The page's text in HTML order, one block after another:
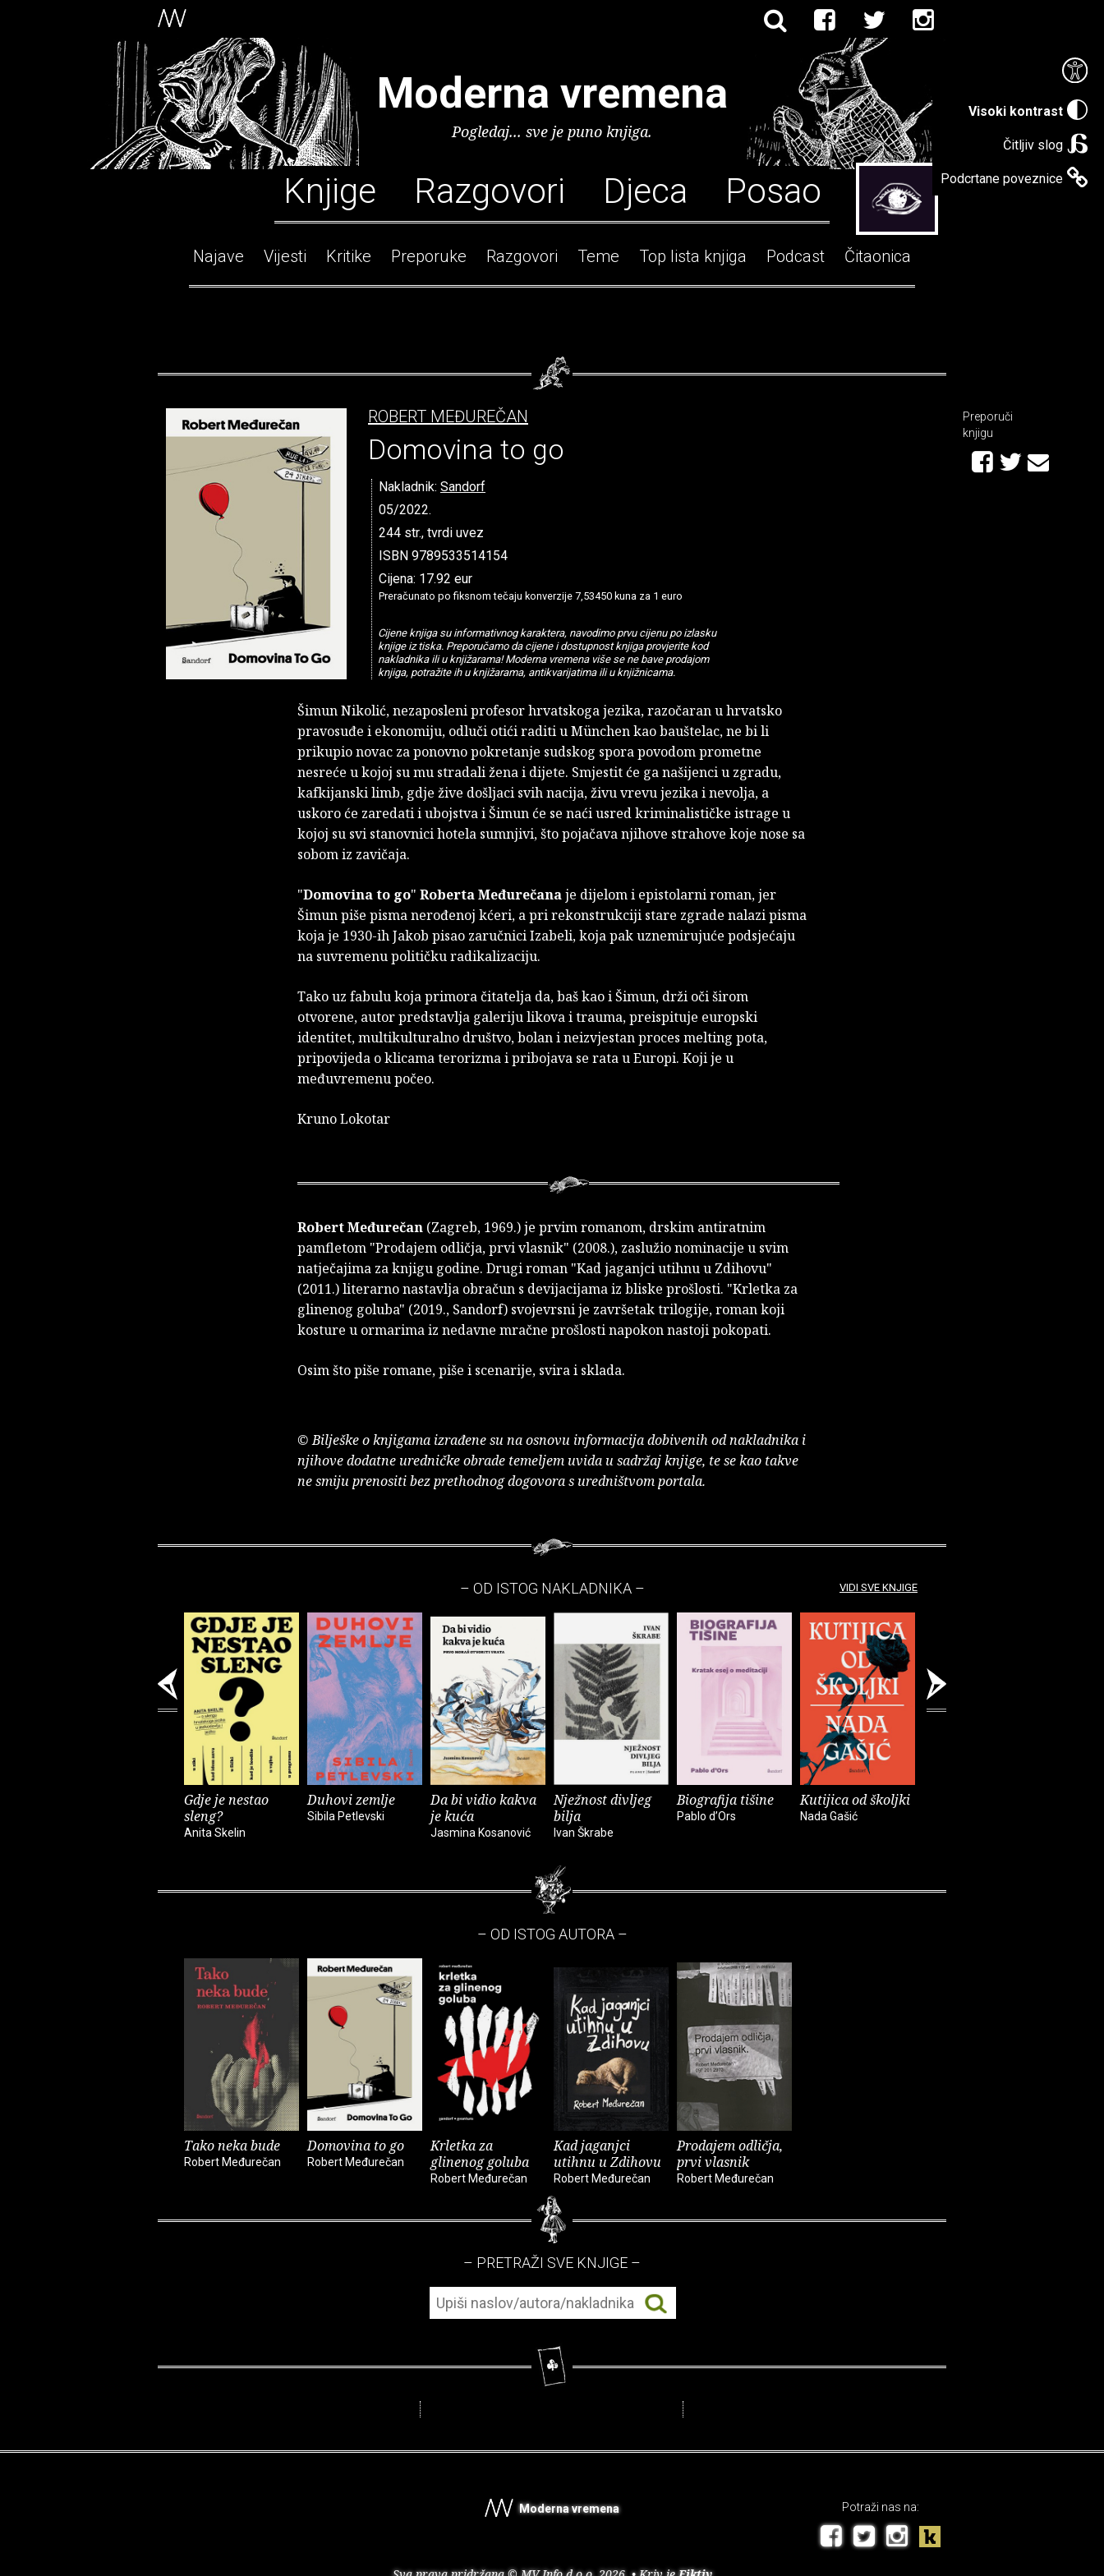
Visoki kontrast
Čitljiv slog
Podcrtane poveznice
Moderna vremena
Pogledaj... sve je puno knjiga.
Knjige Razgovori Djeca Posao
Najave Vijesti Kritike Preporuke Razgovori Teme Top lista knjiga Podcast Čitaonica
ROBERT MEĐUREČAN
Domovina to go
Nakladnik: Sandorf
05/2022.
244 str., tvrdi uvez
ISBN 9789533514154
Cijena: 17.92 eur
Preračunato po fiksnom tečaju konverzije 7,53450 kuna za 1 euro
Cijene knjiga su informativnog karaktera, navodimo prvu cijenu po izlasku
knjige iz tiska. Preporučamo da cijene i dostupnost knjiga provjerite kod
nakladnika ili u knjižarama! Moderna vremena više se ne bave prodajom
knjiga, potražite ih u knjižarama, antikvarijatima ili u knjižnicama.
Šimun Nikolić, nezaposleni profesor hrvatskoga jezika, razočaran u hrvatsko
pravosuđe i ekonomiju, odluči otići raditi u München kao bauštelac, ne bi li
prikupio novac za ponovno pokretanje sudskog spora povodom prometne
nesreće u kojoj su mu stradali žena i dijete. Smjestit će ga našijenci u zgradu,
kafkijanski limb, gdje žive došljaci svih nacija, živu vrevu jezika i nevolja, a
uskoro će zaredati i ubojstva i Šimun će se naći usred kriminalističke istrage u
kojoj su svi stanovnici hotela sumnjivi, što pojačava njihove strahove koje nose sa
sobom iz zavičaja.
"Domovina to go" Roberta Međurečanaje dijelom i epistolarni roman, jer
Šimun piše pisma nerođenoj kćeri, a pri rekonstrukciji stare zgrade nalazi pisma
koja je 1930-ih Jakob pisao zaručnici Izabeli, koja pak uznemirujuće podsjećaju
na suvremenu političku radikalizaciju.
Tako uz fabulu koja primora čitatelja da, baš kao i Šimun, drži oči širom
otvorene, autor predstavlja galeriju likova i trauma, preispituje europski
identitet, multikulturalno društvo, bolan i neizvjestan proces melting pota,
pripovijeda o klicama terorizma i pribojava se rata u Europi. Koji je u
međuvremenu počeo.
Kruno Lokotar
Robert Međurečan (Zagreb, 1969.) je prvim romanom, drskim antiratnim
pamfletom "Prodajem odličja, prvi vlasnik" (2008.), zaslužio nominacije u svim
natječajima za knjigu godine. Drugi roman "Kad jaganjci utihnu u Zdihovu"
(2011.) literarno nastavlja obračun s devijacijama iz bliske prošlosti. "Krletka za
glinenog goluba" (2019., Sandorf) svojevrsni je završetak trilogije, roman koji
kosture u ormarima iz nedavne mračne prošlosti napokon nastoji pokopati.
Osim što piše romane, piše i scenarije, svira i sklada.
© Bilješke o knjigama izrađene su na osnovu informacija dobivenih od nakladnika i
njihove dodatne uredničke obrade temeljem uvida u sadržaj knjige, te se kao takve
ne smiju prenositi bez prethodnog dogovora s uredništvom portala.
Preporuči
knjigu
– OD ISTOG NAKLADNIKA –
Gdje je nestao
sleng?
Anita Skelin
Duhovi zemlje
Sibila Petlevski
Da bi vidio kakva
je kuća
Jasmina Kosanović
Nježnost divljeg
bilja
Ivan Škrabe
Biografija tišine
Pablo d’Ors
Kutijica od školjki
Nada Gašić
VIDI SVE KNJIGE
– OD ISTOG AUTORA –
Tako neka bude
Robert Međurečan
Domovina to go
Robert Međurečan
Krletka za
glinenog goluba
Robert Međurečan
Kad jaganjci
utihnu u Zdihovu
Robert Međurečan
Prodajem odličja,
prvi vlasnik
Robert Međurečan
– PRETRAŽI SVE KNJIGE –
Moderna vremena Potraži nas na: